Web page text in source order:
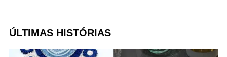
ÚLTIMAS HISTÓRIAS